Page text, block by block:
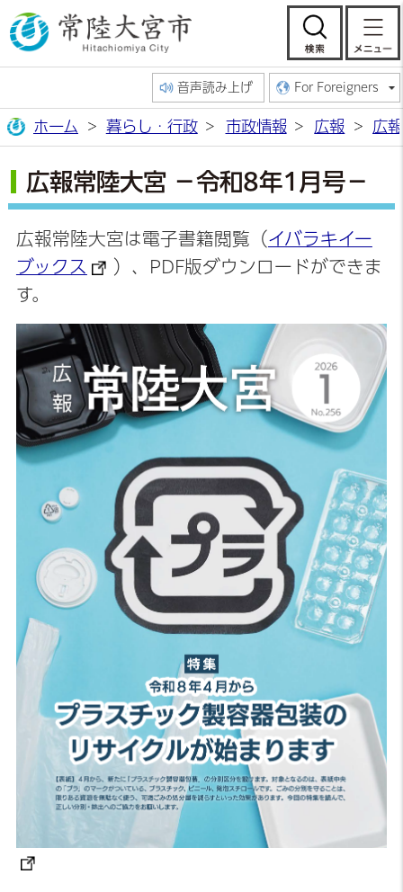
常陸大宮市公
検
音声読み上げ For Foreigners
ホーム 暮らし・行政 市政情報 広報 広
広報常陸大宮 －令和8年1月号－
広報常陸大宮は電子書籍閲覧（ イバラキイー
ブックス
）、PDF版ダウンロードができま
す。